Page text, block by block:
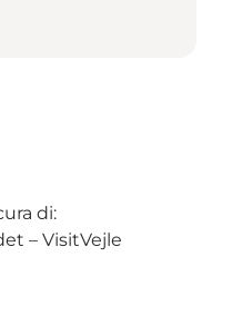
di:
– VisitVejle